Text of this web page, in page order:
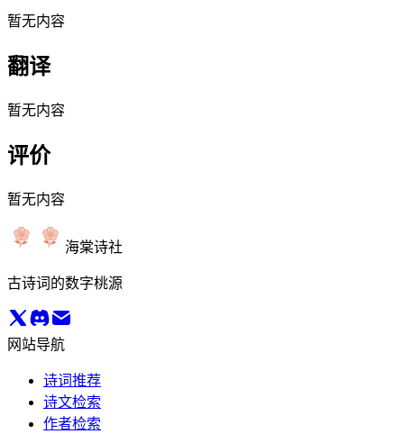
暂无内容
翻译
暂无内容
评价
暂无内容
海棠诗社
古诗词的数字桃源
网站导航
诗词推荐
诗文检索
作者检索